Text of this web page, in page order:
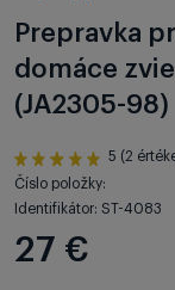
Prepravka
domáce
(JA2305-98)
5 (2
Číslo položky:
Identifikátor: ST-4083
27 €